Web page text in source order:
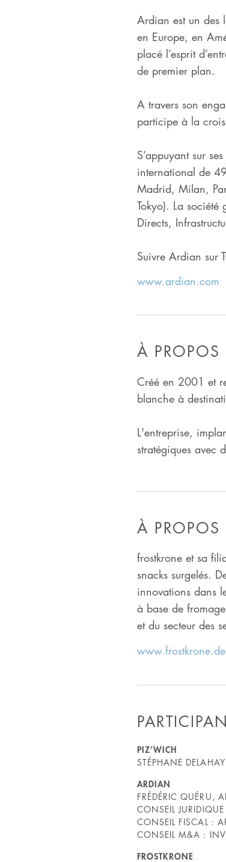
Ardian est un des
en Europe, en
placé l’esprit
de premier plan.
A travers son
participe à la
S’appuyant sur
international de
Madrid, Milan,
Tokyo). La société
Directs,
Suivre Ardian sur
www.ardian.com
À PROPOS
Créé en 2001 et
blanche à
L'entreprise,
stratégiques avec
À PROPOS
frostkrone et sa
snacks surgelés.
innovations dans
à base de
et du secteur des
www.frostkrone.de
PIZ’WICH
STÉPHANE
ARDIAN
FRÉDÉRIC QUÉRU,
CONSEIL
CONSEIL FISCAL :
CONSEIL M&A :
FROSTKRONE